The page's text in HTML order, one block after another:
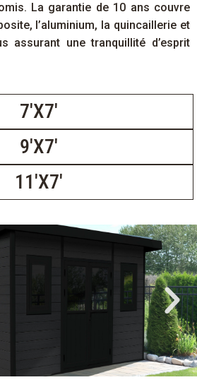
La garantie de 10 ans couvre
l’aluminium, la quincaillerie et
assurant une tranquillité d’esprit
7'X7'
9'X7'
11'​​X7'